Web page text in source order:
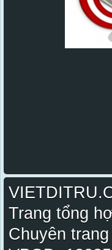
Trang tổng
Chuyên